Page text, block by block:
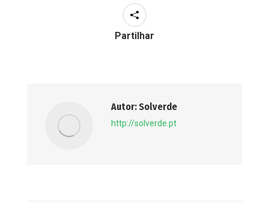
Partilhar
Autor:Solverde
http://solverde.pt